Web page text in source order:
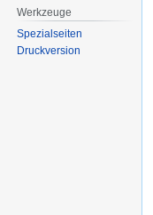
Werkzeuge
Spezialseiten
Druckversion